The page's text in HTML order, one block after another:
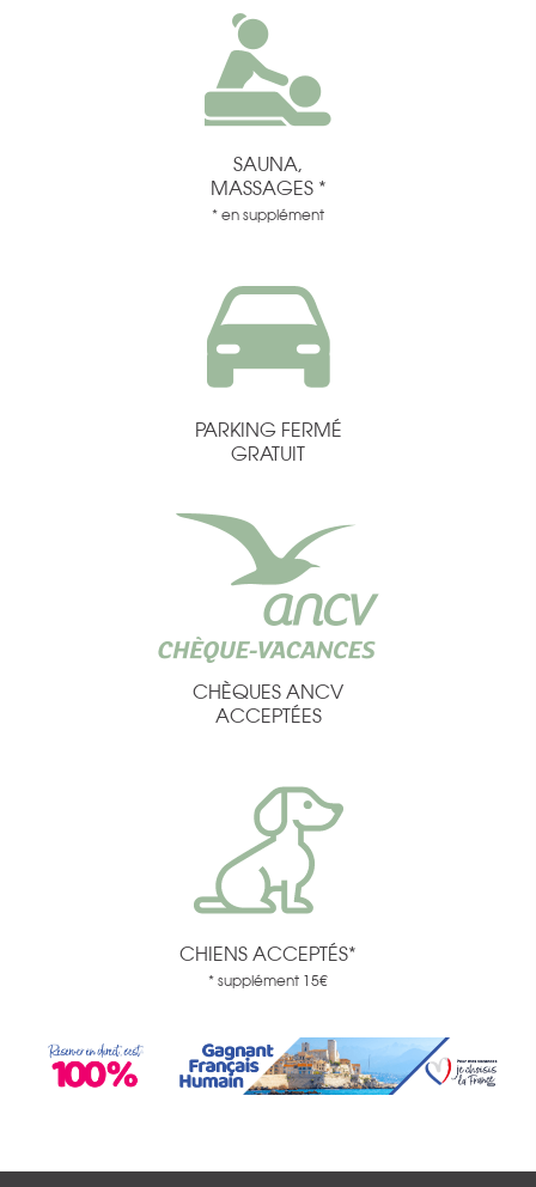
SAUNA,
MASSAGES *
* en supplément
PARKING FERMÉ
GRATUIT
CHÈQUES ANCV
ACCEPTÉES
CHIENS ACCEPTÉS*
* supplément 15€